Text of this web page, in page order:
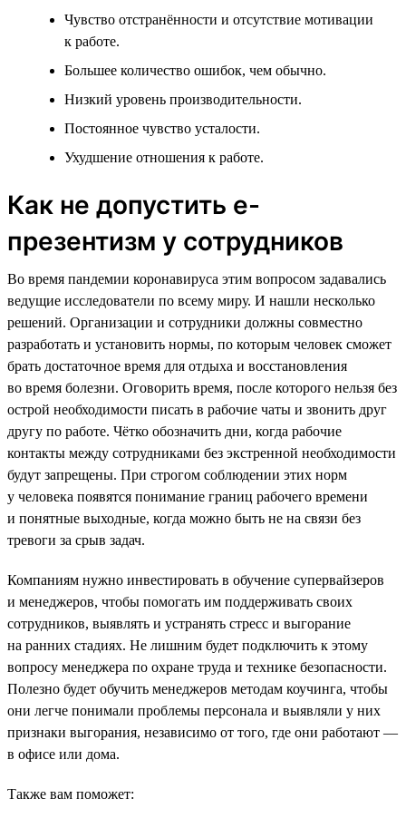
Чувство отстранённости и отсутствие мотивации
к работе.
Большее количество ошибок, чем обычно.
Низкий уровень производительности.
Постоянное чувство усталости.
Ухудшение отношения к работе.
Как не допустить е-
презентизм у сотрудников
Во время пандемии коронавируса этим вопросом задавались
ведущие исследователи по всему миру. И нашли несколько
решений. Организации и сотрудники должны совместно
разработать и установить нормы, по которым человек сможет
брать достаточное время для отдыха и восстановления
во время болезни. Оговорить время, после которого нельзя без
острой необходимости писать в рабочие чаты и звонить друг
другу по работе. Чётко обозначить дни, когда рабочие
контакты между сотрудниками без экстренной необходимости
будут запрещены. При строгом соблюдении этих норм
у человека появятся понимание границ рабочего времени
и понятные выходные, когда можно быть не на связи без
тревоги за срыв задач.
Компаниям нужно инвестировать в обучение супервайзеров
и менеджеров, чтобы помогать им поддерживать своих
сотрудников, выявлять и устранять стресс и выгорание
на ранних стадиях. Не лишним будет подключить к этому
вопросу менеджера по охране труда и технике безопасности.
Полезно будет обучить менеджеров методам коучинга, чтобы
они легче понимали проблемы персонала и выявляли у них
признаки выгорания, независимо от того, где они работают —
в офисе или дома.
Также вам поможет: